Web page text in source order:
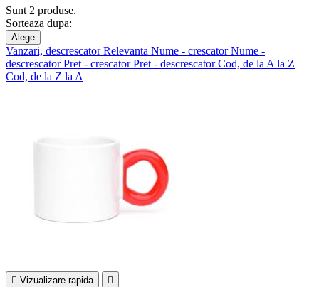
Sunt 2 produse.
Sorteaza dupa:
Alege
Vanzari, descrescatorRelevanta Nume - crescatorNume -
descrescatorPret - crescatorPret - descrescatorCod, de la A la Z
Cod, de la Z la A
 Vizualizare rapida 